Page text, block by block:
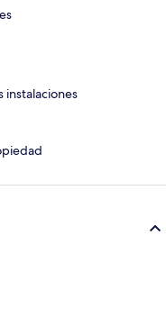
instalaciones